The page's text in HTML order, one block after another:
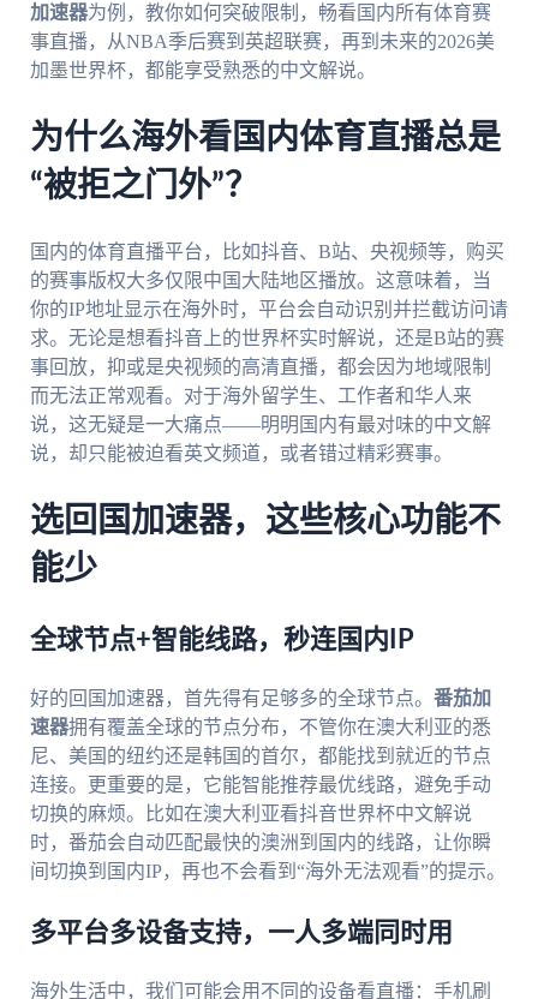
加速器为例，教你如何突破限制，畅看国内所有体育赛
事直播，从NBA季后赛到英超联赛，再到未来的2026美
加墨世界杯，都能享受熟悉的中文解说。
为什么海外看国内体育直播总是
“被拒之门外”？
国内的体育直播平台，比如抖音、B站、央视频等，购买
的赛事版权大多仅限中国大陆地区播放。这意味着，当
你的IP地址显示在海外时，平台会自动识别并拦截访问请
求。无论是想看抖音上的世界杯实时解说，还是B站的赛
事回放，抑或是央视频的高清直播，都会因为地域限制
而无法正常观看。对于海外留学生、工作者和华人来
说，这无疑是一大痛点——明明国内有最对味的中文解
说，却只能被迫看英文频道，或者错过精彩赛事。
选回国加速器，这些核心功能不
能少
全球节点+智能线路，秒连国内IP
好的回国加速器，首先得有足够多的全球节点。 番茄加
速器拥有覆盖全球的节点分布，不管你在澳大利亚的悉
尼、美国的纽约还是韩国的首尔，都能找到就近的节点
连接。更重要的是，它能智能推荐最优线路，避免手动
切换的麻烦。比如在澳大利亚看抖音世界杯中文解说
时，番茄会自动匹配最快的澳洲到国内的线路，让你瞬
间切换到国内IP，再也不会看到“海外无法观看”的提示。
多平台多设备支持，一人多端同时用
海外生活中，我们可能会用不同的设备看直播：手机刷